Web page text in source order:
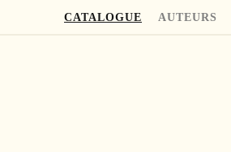
CATALOGUE AUTEURS